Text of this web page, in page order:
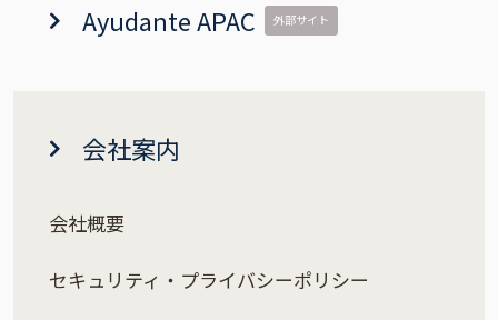
Ayudante APAC 外部サイト
会社案内
会社概要
セキュリティ・プライバシーポリシー